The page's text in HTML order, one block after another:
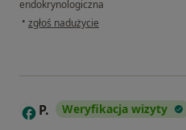
endokrynologiczna
• w opinii użytkownika Jolanta
zgłoś nadużycie
P P. Weryfikacja wizyty